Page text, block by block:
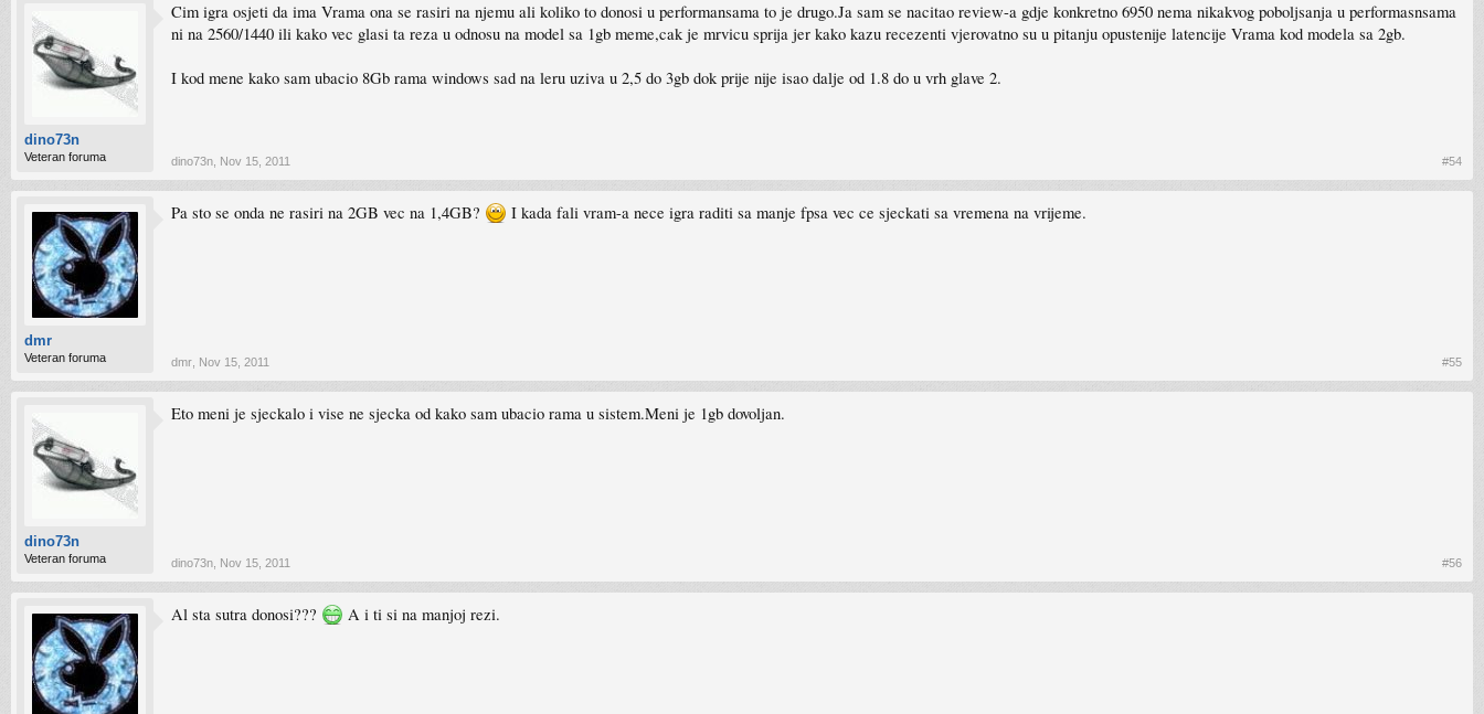
dino73n
Veteran foruma
Cim igra osjeti da ima Vrama ona se rasiri na njemu ali koliko to donosi u performansama to je drugo.Ja sam se nacitao review-a gdje konkretno 6950 nema nikakvog poboljsanja u performasnsama
ni na 2560/1440 ili kako vec glasi ta reza u odnosu na model sa 1gb meme,cak je mrvicu sprija jer kako kazu recezenti vjerovatno su u pitanju opustenije latencije Vrama kod modela sa 2gb.
I kod mene kako sam ubacio 8Gb rama windows sad na leru uziva u 2,5 do 3gb dok prije nije isao dalje od 1.8 do u vrh glave 2.
dino73n Nov 15, 2011 #54
dmr
Veteran foruma
Pa sto se onda ne rasiri na 2GB vec na 1,4GB? I kada fali vram-a nece igra raditi sa manje fpsa vec ce sjeckati sa vremena na vrijeme.
dmr Nov 15, 2011 #55
dino73n
Veteran foruma
Eto meni je sjeckalo i vise ne sjecka od kako sam ubacio rama u sistem.Meni je 1gb dovoljan.
dino73n Nov 15, 2011 #56
Al sta sutra donosi??? A i ti si na manjoj rezi.